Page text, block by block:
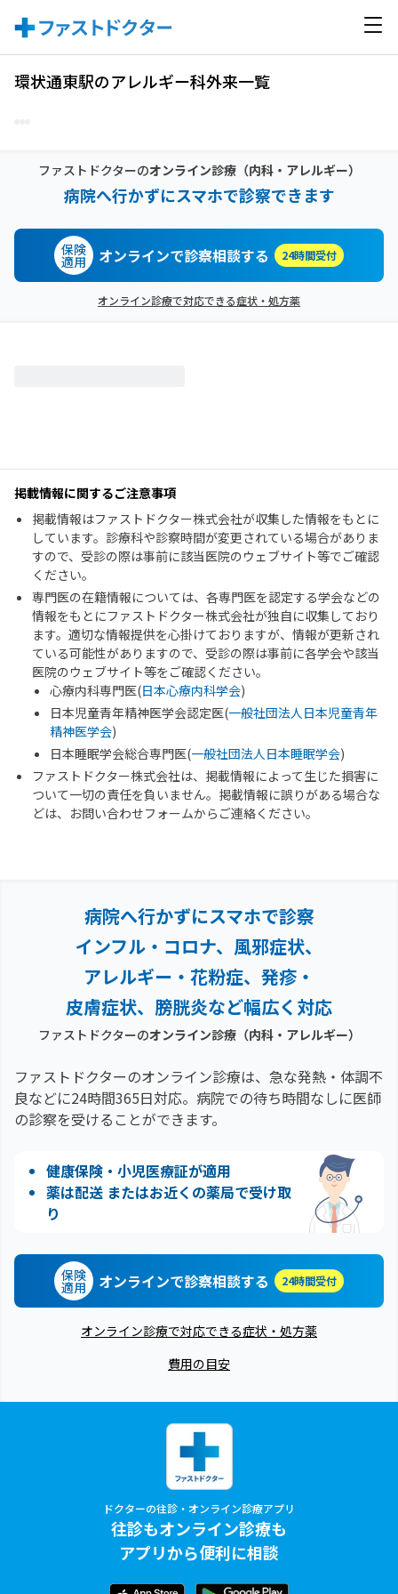
環状通東駅のアレルギー科外来一覧
ファストドクターのオンライン診療（内科・アレルギー）
病院へ行かずにスマホで診察できます
保険
適用 オンラインで診察相談する 24時間受付
オンライン診療で対応できる症状・処方薬
掲載情報に関するご注意事項
掲載情報はファストドクター株式会社が収集した情報をもとに
しています。診療科や診察時間が変更されている場合がありま
すので、受診の際は事前に該当医院のウェブサイト等でご確認
ください。
専門医の在籍情報については、各専門医を認定する学会などの
情報をもとにファストドクター株式会社が独自に収集しており
ます。適切な情報提供を心掛けておりますが、情報が更新され
ている可能性がありますので、受診の際は事前に各学会や該当
医院のウェブサイト等をご確認ください。
心療内科専門医(日本心療内科学会)
日本児童青年精神医学会認定医(一般社団法人日本児童青年
精神医学会)
日本睡眠学会総合専門医(一般社団法人日本睡眠学会)
ファストドクター株式会社は、掲載情報によって生じた損害に
ついて一切の責任を負いません。掲載情報に誤りがある場合な
どは、お問い合わせフォームからご連絡ください。
病院へ行かずにスマホで診察
インフル・コロナ、風邪症状、
アレルギー・花粉症、 発疹・
皮膚症状、膀胱炎など幅広く対応
ファストドクターのオンライン診療（内科・アレルギー）
ファストドクターのオンライン診療は、急な発熱・体調不
良などに24時間365日対応。 病院での待ち時間なしに医師
の診察を受けることができます。
健康保険・小児医療証が適用
薬は配送 またはお近くの薬局で受け取
り
保険
適用 オンラインで診察相談する 24時間受付
オンライン診療で対応できる症状・処方薬
費用の目安
ドクターの往診・オンライン診療アプリ
往診もオンライン診療も
アプリから便利に相談